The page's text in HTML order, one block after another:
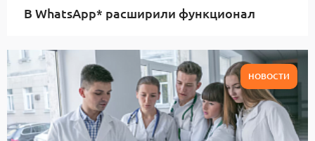
В WhatsApp* расширили функционал
НОВОСТИ